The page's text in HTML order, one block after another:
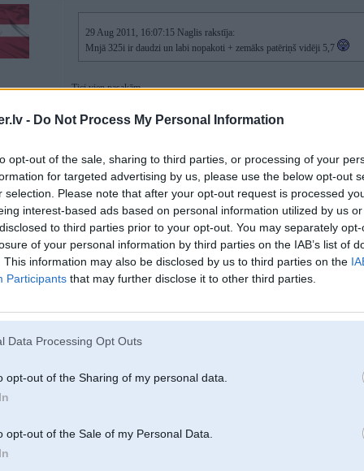
- Do Not Process My Personal Information
opt-out of the sale, sharing to third parties, or processing of your
for targeted advertising by us, please use the below opt-out
selection. Please note that after your opt-out request is processed
interest-based ads based on personal information utilized by us
to third parties prior to your opt-out. You may separately
of your personal information by third parties on the IAB’s list of
This information may also be disclosed by us to third parties on the
Participants that may further disclose it to other third parties.
Data Processing Opt Outs
opt-out of the Sharing of my personal data.
opt-out of the Sale of my Personal Data.
29 Aug 2011, 16:07:15 Naglis rakstīja:
Mnjā 325i ir daudzi un labi nopakoti + zemāks patēriņš vidēji 5,7
Tici vien pasakām...
29. Aug 2011, 16:14
29 Aug 2011, 16:09:44 walder rakstīja:
29 Aug 2011, 16:07:15 Naglis rakstīja:
Mnjā 325i ir daudzi un labi nopakoti + zemāks patēriņš vidēji 5,7
VIdēji 9